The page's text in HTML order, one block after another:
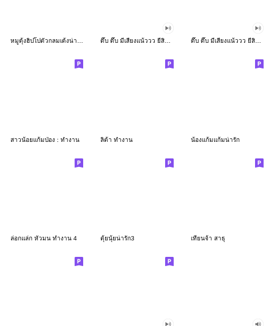
หมูดุ้งฮิปโปตัวกลมเด้งน่ารัก ดึ๊บ ดึ๊บ มีเสียงแน้ววว ยี่สิบเจ็ด ดึ๊บ ดึ๊บ มีเสียงแน้ววว ยี่สิบหก
สาวน้อยแก้มป่อง : ทำงาน ลิต้า ทำงาน น้องแก้มแก้มน่ารัก
ล่อกแล่ก หัวมน ทำงาน 4 ตุ้ยนุ้ยน่ารัก3 เทียนจ้า สาธุ